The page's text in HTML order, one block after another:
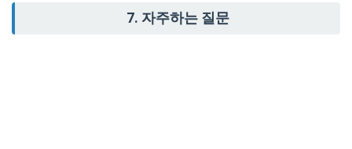
7. 자주하는 질문